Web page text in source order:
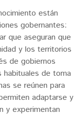
están
gobernantes:
que aseguran que
y los territorios
de gobiernos
de toma
se reúnen para
adaptarse y
y experimentan